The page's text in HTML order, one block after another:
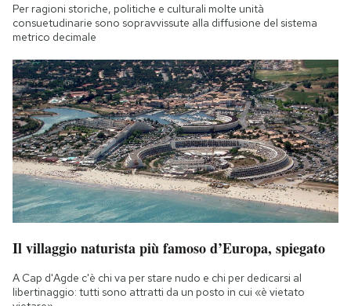
Per ragioni storiche, politiche e culturali molte unità
consuetudinarie sono sopravvissute alla diffusione del sistema
metrico decimale
Il villaggio naturista più famoso d’Europa, spiegato
A Cap d'Agde c'è chi va per stare nudo e chi per dedicarsi al
libertinaggio: tutti sono attratti da un posto in cui «è vietato